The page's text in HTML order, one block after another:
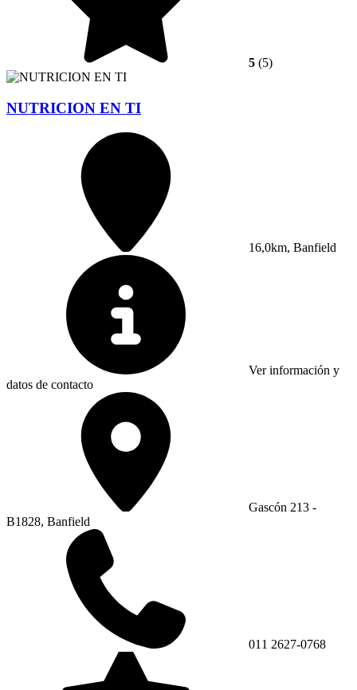
5 (5)
NUTRICION EN TI
16,0km, Banfield
Ver información y
datos de contacto
Gascón 213 -
B1828, Banfield
011 2627-0768